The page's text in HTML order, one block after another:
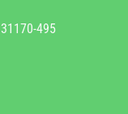
495